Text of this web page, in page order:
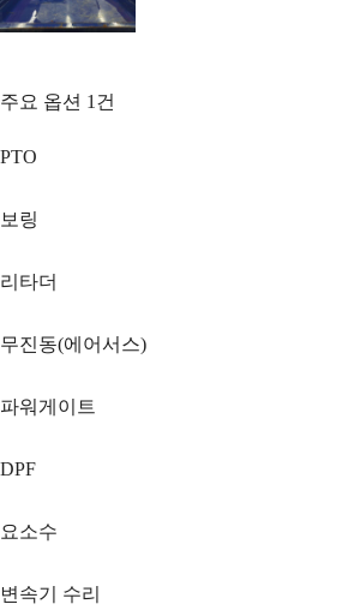
주요 옵션 1 건
PTO
보링
리타더
무진동(에어서스)
파워게이트
DPF
요소수
변속기 수리